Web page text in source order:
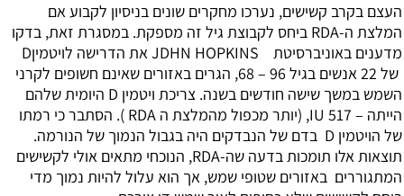
העצם בקרב קשישים, נערכו מחקרים שונים בניסיון לקבוע אם
המלצת ה-RDA ביחס לקבוצת גיל זה מספקת. במסגרת זאת, בדקו
מדענים באוניברסיטת JDHN HOPKINS את הדרישה לויטמיןD
של 22 אנשים בגיל 96 – 68, הגרים באזורים שאינם חשופים לקרני
השמש במשך שישה חודשים בשנה. צריכת ויטמין D היומית שלהם
הייתה – IU 517, (יותר מכפול מהמלצת ה RDA ). הסתבר כי רמתו
של הויטמין D בדם של הנבדקים היה בגבול הנמוך של הנורמה.
תוצאות אלו תומכות בדעה שה-RDA, הנוכחי מתאים אולי לקשישים
המתגוררים באזורים שטופי שמש, אך הוא עלול להיות נמוך מדי